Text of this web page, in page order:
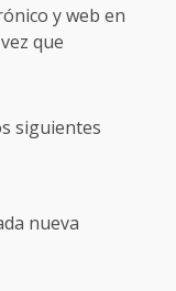
y web en
que
siguientes
nueva